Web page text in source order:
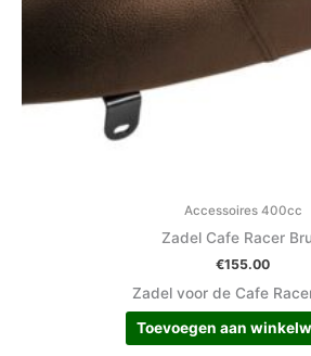
Accessoires 400cc
Zadel Cafe Racer
€155.00
Zadel voor de Cafe
Toevoegen aan